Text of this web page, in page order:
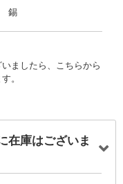
錫
ましたら、こちらから
。
在庫はございま